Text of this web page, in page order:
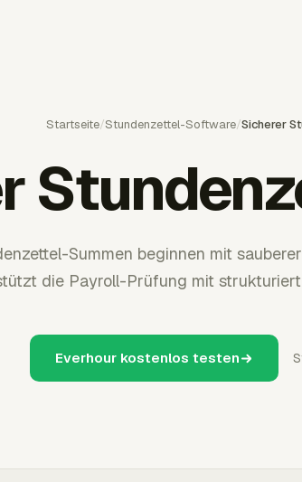
Startseite/Stundenzettel-Software/Sicherer
Summen beginnen mit
die Payroll-Prüfung mit
Everhour kostenlos testen